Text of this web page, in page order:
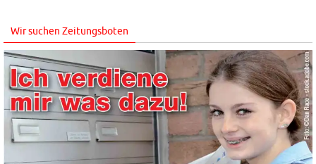
Wir suchen Zeitungsboten